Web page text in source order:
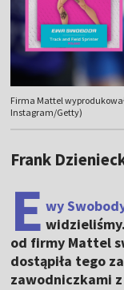
Firma Mattel
Instagram/Getty)
Frank
E wy
od firmy Mattel
dostąpiła tego
zawodniczkami